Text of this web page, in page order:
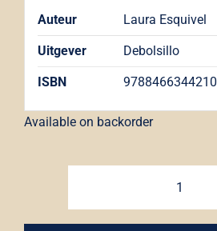
Auteur Laura Esquivel
Uitgever Debolsillo
ISBN 9788466344210
Available on backorder
Mi